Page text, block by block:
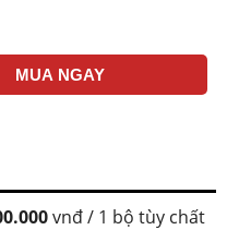
MUA NGAY
vnđ / 1 bộ tùy chất